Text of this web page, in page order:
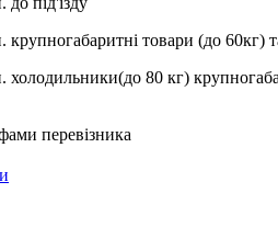
крупногабаритні товари (до 60кг)
холодильники(до 80 кг)
перевізника